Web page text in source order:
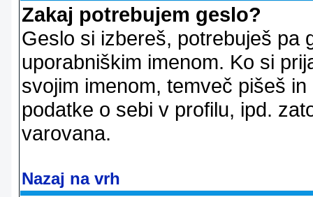
Zakaj potrebujem geslo?
Geslo si izbereš, potrebuješ pa
uporabniškim imenom. Ko si
svojim imenom, temveč pišeš
podatke o sebi v profilu, ipd.
varovana.
Nazaj na vrh